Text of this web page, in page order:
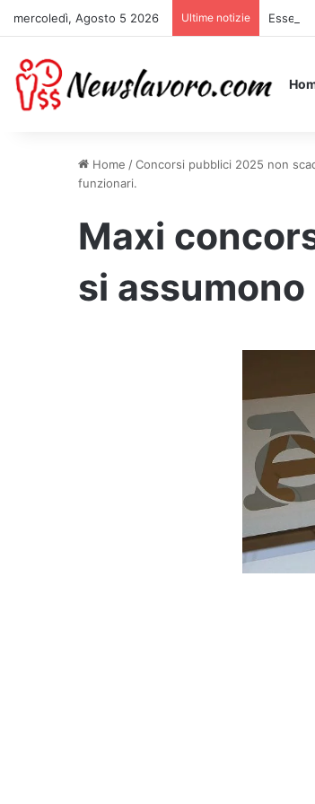
mercoledì, Agosto 5 2026 Ultime notizie Essere
Home /Concorsi pubblici 2025 non
funzionari.
Maxi
si